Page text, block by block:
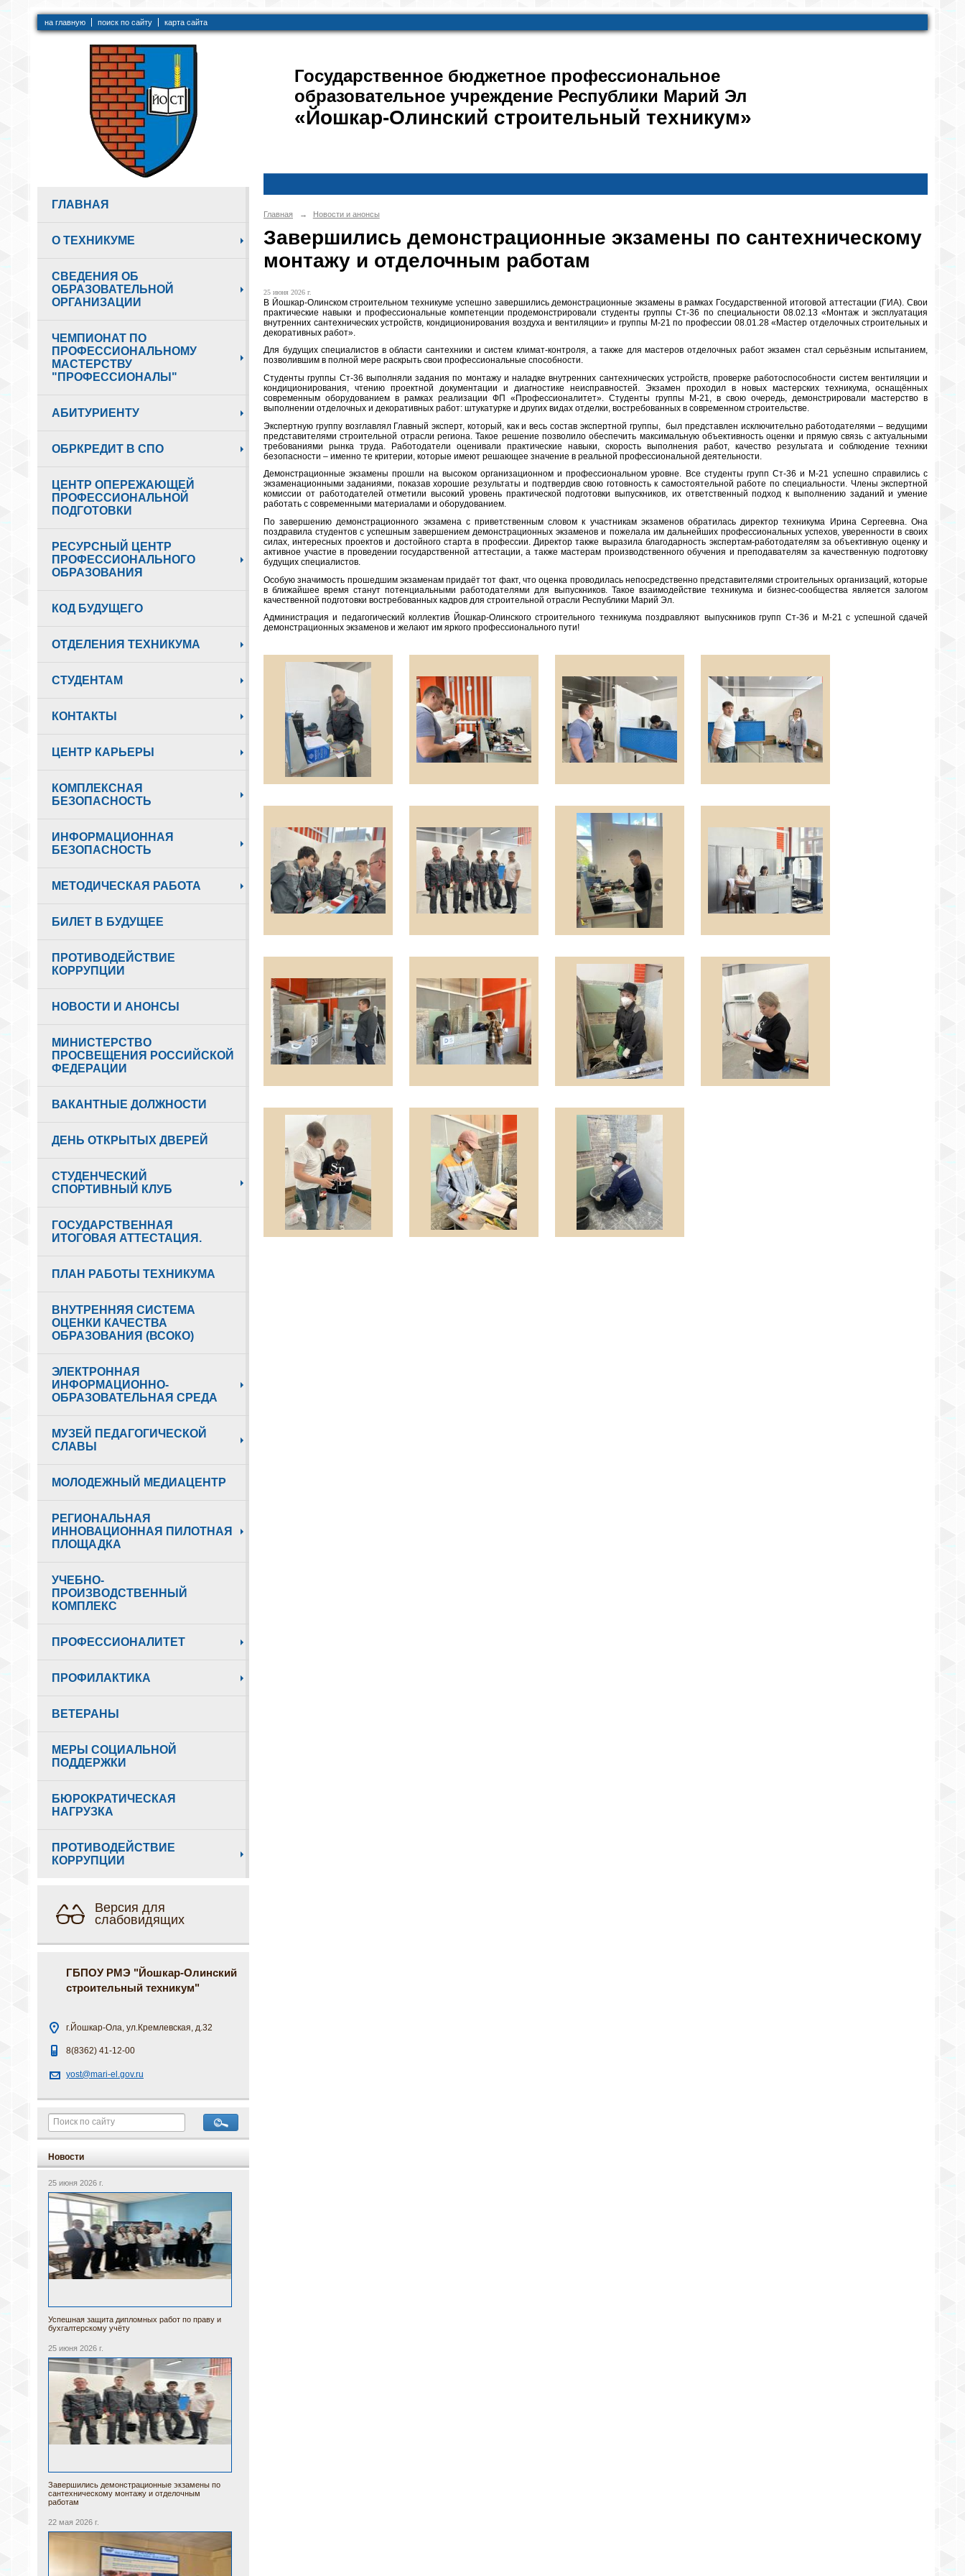
на главную поиск по сайту карта сайта
ГЛАВНАЯ
О ТЕХНИКУМЕ
СВЕДЕНИЯ ОБ
ОБРАЗОВАТЕЛЬНОЙ
ОРГАНИЗАЦИИ
ЧЕМПИОНАТ ПО
ПРОФЕССИОНАЛЬНОМУ
МАСТЕРСТВУ
"ПРОФЕССИОНАЛЫ"
АБИТУРИЕНТУ
ОБРКРЕДИТ В СПО
ЦЕНТР ОПЕРЕЖАЮЩЕЙ
ПРОФЕССИОНАЛЬНОЙ
ПОДГОТОВКИ
РЕСУРСНЫЙ ЦЕНТР
ПРОФЕССИОНАЛЬНОГО
ОБРАЗОВАНИЯ
КОД БУДУЩЕГО
ОТДЕЛЕНИЯ ТЕХНИКУМА
СТУДЕНТАМ
КОНТАКТЫ
ЦЕНТР КАРЬЕРЫ
КОМПЛЕКСНАЯ
БЕЗОПАСНОСТЬ
ИНФОРМАЦИОННАЯ
БЕЗОПАСНОСТЬ
МЕТОДИЧЕСКАЯ РАБОТА
БИЛЕТ В БУДУЩЕЕ
ПРОТИВОДЕЙСТВИЕ
КОРРУПЦИИ
НОВОСТИ И АНОНСЫ
МИНИСТЕРСТВО
ПРОСВЕЩЕНИЯ РОССИЙСКОЙ
ФЕДЕРАЦИИ
ВАКАНТНЫЕ ДОЛЖНОСТИ
ДЕНЬ ОТКРЫТЫХ ДВЕРЕЙ
СТУДЕНЧЕСКИЙ
СПОРТИВНЫЙ КЛУБ
ГОСУДАРСТВЕННАЯ
ИТОГОВАЯ АТТЕСТАЦИЯ.
ПЛАН РАБОТЫ ТЕХНИКУМА
ВНУТРЕННЯЯ СИСТЕМА
ОЦЕНКИ КАЧЕСТВА
ОБРАЗОВАНИЯ (ВСОКО)
ЭЛЕКТРОННАЯ
ИНФОРМАЦИОННО-
ОБРАЗОВАТЕЛЬНАЯ СРЕДА
МУЗЕЙ ПЕДАГОГИЧЕСКОЙ
СЛАВЫ
МОЛОДЕЖНЫЙ МЕДИАЦЕНТР
РЕГИОНАЛЬНАЯ
ИННОВАЦИОННАЯ ПИЛОТНАЯ
ПЛОЩАДКА
УЧЕБНО-
ПРОИЗВОДСТВЕННЫЙ
КОМПЛЕКС
ПРОФЕССИОНАЛИТЕТ
ПРОФИЛАКТИКА
ВЕТЕРАНЫ
МЕРЫ СОЦИАЛЬНОЙ
ПОДДЕРЖКИ
БЮРОКРАТИЧЕСКАЯ
НАГРУЗКА
ПРОТИВОДЕЙСТВИЕ
КОРРУПЦИИ
Версия для
слабовидящих
ГБПОУ РМЭ "Йошкар-Олинский
строительный техникум"
г.Йошкар-Ола, ул.Кремлевская, д.32
8(8362) 41-12-00
yost@mari-el.gov.ru
Новости
25 июня 2026 г.
Успешная защита дипломных работ по праву и
бухгалтерскому учёту
25 июня 2026 г.
Завершились демонстрационные экзамены по
сантехническому монтажу и отделочным
работам
22 мая 2026 г.
Государственное бюджетное профессиональное
образовательное учреждение Республики Марий Эл
«Йошкар-Олинский строительный техникум»
Главная → Новости и анонсы
Завершились демонстрационные экзамены по сантехническому
монтажу и отделочным работам
25 июня 2026 г.
В Йошкар-Олинском строительном техникуме успешно завершились демонстрационные экзамены в рамках Государственной итоговой аттестации (ГИА). Свои
практические навыки и профессиональные компетенции продемонстрировали студенты группы Ст-36 по специальности 08.02.13 «Монтаж и эксплуатация
внутренних сантехнических устройств, кондиционирования воздуха и вентиляции» и группы М-21 по профессии 08.01.28 «Мастер отделочных строительных и
декоративных работ».
Для будущих специалистов в области сантехники и систем климат-контроля, а также для мастеров отделочных работ экзамен стал серьёзным испытанием,
позволившим в полной мере раскрыть свои профессиональные способности.
Студенты группы Ст-36 выполняли задания по монтажу и наладке внутренних сантехнических устройств, проверке работоспособности систем вентиляции и
кондиционирования, чтению проектной документации и диагностике неисправностей. Экзамен проходил в новых мастерских техникума, оснащённых
современным оборудованием в рамках реализации ФП «Профессионалитет». Студенты группы М-21, в свою очередь, демонстрировали мастерство в
выполнении отделочных и декоративных работ: штукатурке и других видах отделки, востребованных в современном строительстве.
Экспертную группу возглавлял Главный эксперт, который, как и весь состав экспертной группы, был представлен исключительно работодателями – ведущими
представителями строительной отрасли региона. Такое решение позволило обеспечить максимальную объективность оценки и прямую связь с актуальными
требованиями рынка труда. Работодатели оценивали практические навыки, скорость выполнения работ, качество результата и соблюдение техники
безопасности – именно те критерии, которые имеют решающее значение в реальной профессиональной деятельности.
Демонстрационные экзамены прошли на высоком организационном и профессиональном уровне. Все студенты групп Ст-36 и М-21 успешно справились с
экзаменационными заданиями, показав хорошие результаты и подтвердив свою готовность к самостоятельной работе по специальности. Члены экспертной
комиссии от работодателей отметили высокий уровень практической подготовки выпускников, их ответственный подход к выполнению заданий и умение
работать с современными материалами и оборудованием.
По завершению демонстрационного экзамена с приветственным словом к участникам экзаменов обратилась директор техникума Ирина Сергеевна. Она
поздравила студентов с успешным завершением демонстрационных экзаменов и пожелала им дальнейших профессиональных успехов, уверенности в своих
силах, интересных проектов и достойного старта в профессии. Директор также выразила благодарность экспертам-работодателям за объективную оценку и
активное участие в проведении государственной аттестации, а также мастерам производственного обучения и преподавателям за качественную подготовку
будущих специалистов.
Особую значимость прошедшим экзаменам придаёт тот факт, что оценка проводилась непосредственно представителями строительных организаций, которые
в ближайшее время станут потенциальными работодателями для выпускников. Такое взаимодействие техникума и бизнес-сообщества является залогом
качественной подготовки востребованных кадров для строительной отрасли Республики Марий Эл.
Администрация и педагогический коллектив Йошкар-Олинского строительного техникума поздравляют выпускников групп Ст-36 и М-21 с успешной сдачей
демонстрационных экзаменов и желают им яркого профессионального пути!